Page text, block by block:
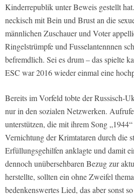
Kinderrepublik unter Beweis gestellt
neckisch mit Bein und Brust an die
männlichen Zuschauer und Voter
Ringelstrümpfe und Fusselantennnen
befremdlich. Sei es drum – das spielte
ESC war 2016 wieder einmal eine
Bereits im Vorfeld tobte der Russisch-
nur in den sozialen Netzwerken.
unterstützen, die mit ihrem Song
Vernichtung der Krimtataren durch die
Erfüllungsgehilfen anklagte und damit
dennoch unübersehbaren Bezug zur
herstellte, sollten ein ohne Zweifel
bedenkenswertes Lied, das aber sonst